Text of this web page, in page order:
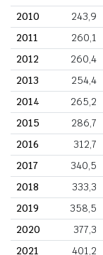
2010
243,9
2011
260,1
2012
260,4
2013
254,4
2014
265,2
2015
286,7
2016
312,7
2017
340,5
2018
333,3
2019
358,5
2020
377,3
2021
401,2